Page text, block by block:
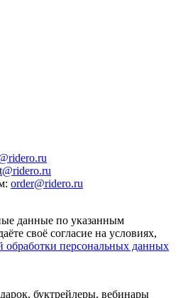
: order@ridero.ru
данные по указанным
своё согласие на условиях,
обработки персональных данных
буктрейлеры, вебинары